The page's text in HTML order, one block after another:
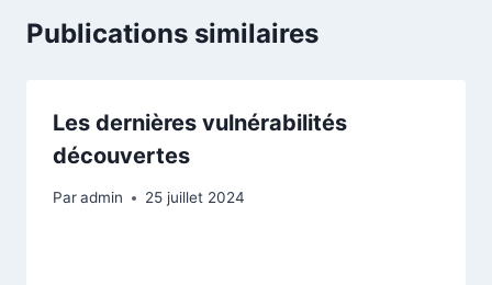
Publications similaires
Les dernières vulnérabilités
découvertes
Paradmin 25 juillet 2024